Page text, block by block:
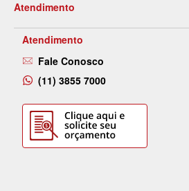
Atendimento
Atendimento
Fale Conosco
(11) 3855 7000